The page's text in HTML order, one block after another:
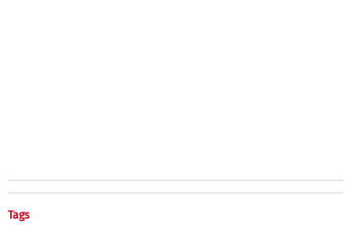
Tags